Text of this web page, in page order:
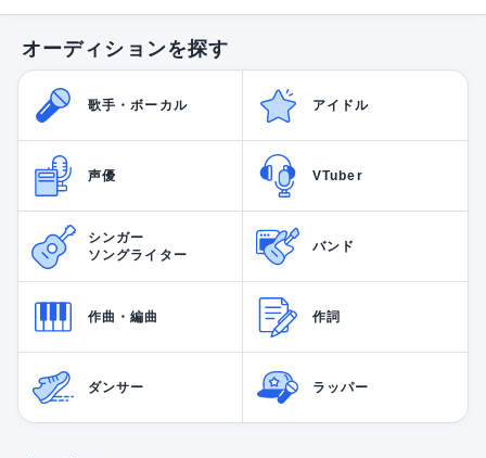
オーディションを探す
歌手・ボーカル アイドル
声優 VTuber
シンガー
ソングライター
バンド
作曲・編曲 作詞
ダンサー ラッパー